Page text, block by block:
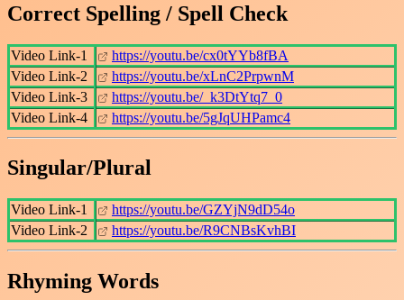
Correct Spelling / Spell Check
Video Link-1
https://youtu.be/cx0tYYb8fBA
Video Link-2
https://youtu.be/xLnC2PrpwnM
Video Link-3
https://youtu.be/_k3DtYtq7_0
Video Link-4
https://youtu.be/5gJqUHPamc4
Singular/Plural
Video Link-1
https://youtu.be/GZYjN9dD54o
Video Link-2
https://youtu.be/R9CNBsKvhBI
Rhyming Words